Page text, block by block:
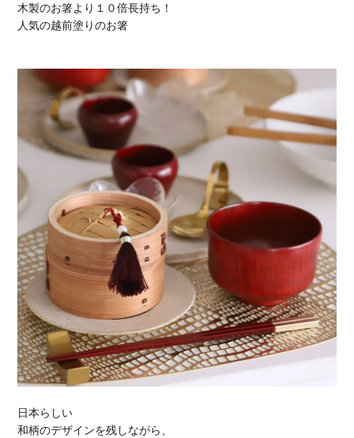
木製のお箸より１０倍長持ち！
人気の越前塗りのお箸
日本らしい
和柄のデザインを残しながら、